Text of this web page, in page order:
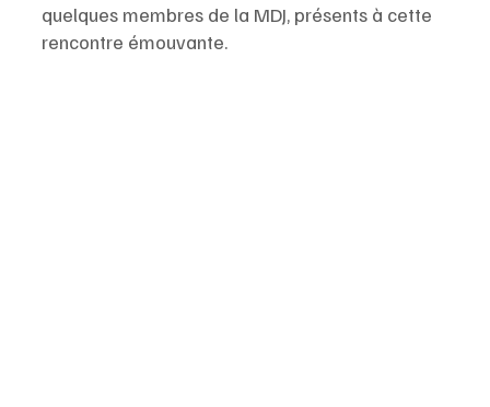
quelques membres de la MDJ, présents à cette
rencontre émouvante.